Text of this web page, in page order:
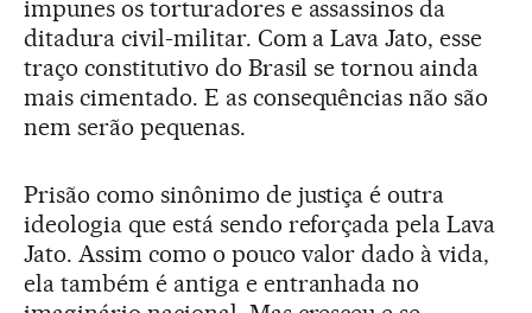
impunes os torturadores e assassinos da
ditadura civil-militar. Com a Lava Jato, esse
traço constitutivo do Brasil se tornou ainda
mais cimentado. E as consequências não são
nem serão pequenas.
Prisão como sinônimo de justiça é outra
ideologia que está sendo reforçada pela Lava
Jato. Assim como o pouco valor dado à vida,
ela também é antiga e entranhada no